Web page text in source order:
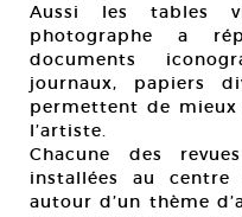
Aussi les tables
photographe a
documents
journaux, papiers
permettent de
l’artiste.
Chacune des
installées au centre
autour d’un thème